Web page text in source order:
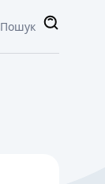
Пошук